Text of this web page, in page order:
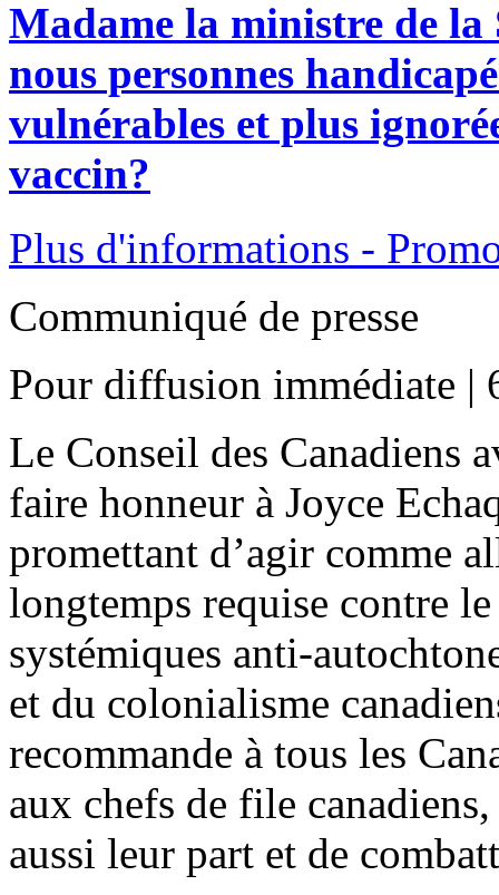
Madame la ministre de la
nous personnes
vulnérables et plus
vaccin?
Plus d'informations -
Communiqué de presse
Pour diffusion immédiate |
Le Conseil des Canadiens
faire honneur à Joyce
promettant d’agir comme
longtemps requise contre
systémiques anti-
et du colonialisme
recommande à tous les
aux chefs de file
aussi leur part et de